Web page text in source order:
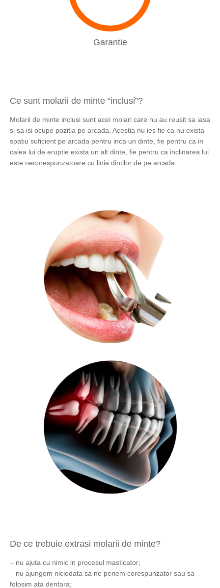
Garantie
Ce sunt molarii de minte “inclusi”?
Molarii de minte inclusi sunt acei molari care nu au reusit sa iasa
si sa isi ocupe pozitia pe arcada. Acestia nu ies fie ca nu exista
spatiu suficient pe arcada pentru inca un dinte, fie pentru ca in
calea lui de eruptie exista un alt dinte, fie pentru ca inclinarea lui
este necorespunzatoare cu linia dintilor de pe arcada.
De ce trebuie extrasi molarii de minte?
– nu ajuta cu nimic in procesul masticator;
– nu ajungem niciodata sa ne periem corespunzator sau sa
folosim ata dentara;